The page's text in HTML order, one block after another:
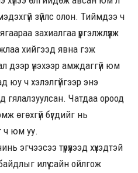
зүйлс олон. Тиймдээ ч
захиалгаа үргэлжлүүлж
хийгээд явна гэж
дээр үнэхээр амждаггүй юм
юу ч хэлэлгүйгээр энэ
Чатдаа ороод
өгөхгүй бүгдийг нь
ч юм уу.
эгчээсээ түрүүлээд хүүхэдтэй
илүү сайн ойлгож